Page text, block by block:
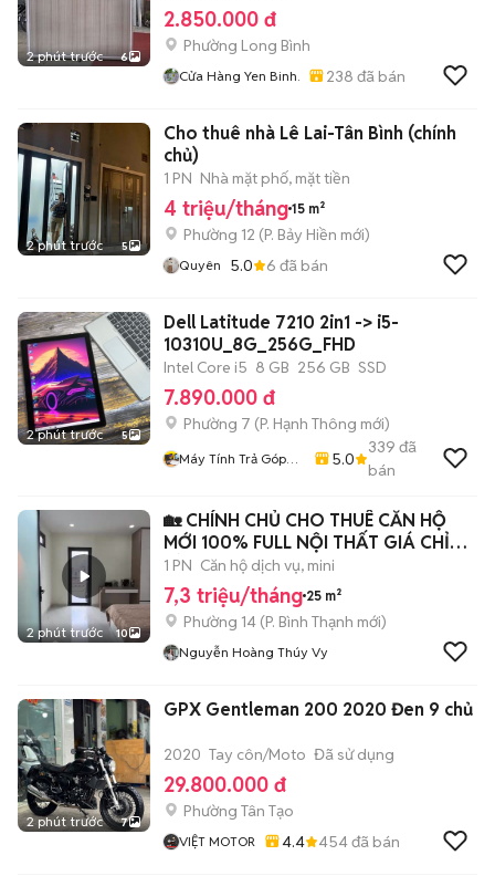
2 phút trước 6
2.850.000 đ
Phường Long Bình
Cửa Hàng Yen Binh. 238 đã bán
2 phút trước 5
Cho thuê nhà Lê Lai-Tân Bình (chính
chủ)
1 PN Nhà mặt phố, mặt tiền
4 triệu/tháng 15 m²
Phường 12 (P. Bảy Hiền mới)
Quyên 5.0 6 đã bán
2 phút trước 5
Dell Latitude 7210 2in1 -> i5-
10310U_8G_256G_FHD
Intel Core i5 8 GB 256 GB SSD
7.890.000 đ
Phường 7 (P. Hạnh Thông mới)
Máy Tính Trả Góp
5.0
339 đã
bán
2 phút trước 10
🏡 CHÍNH CHỦ CHO THUÊ CĂN HỘ
MỚI 100% FULL NỘI THẤT GIÁ CHỈ
TỪ 6.2 TRIỆ
1 PN Căn hộ dịch vụ, mini
7,3 triệu/tháng 25 m²
Phường 14 (P. Bình Thạnh mới)
Nguyễn Hoàng Thúy Vy
2 phút trước 7
GPX Gentleman 200 2020 Đen 9 chủ
2020 Tay côn/Moto Đã sử dụng
29.800.000 đ
Phường Tân Tạo
VIỆT MOTOR 4.4 454đã bán